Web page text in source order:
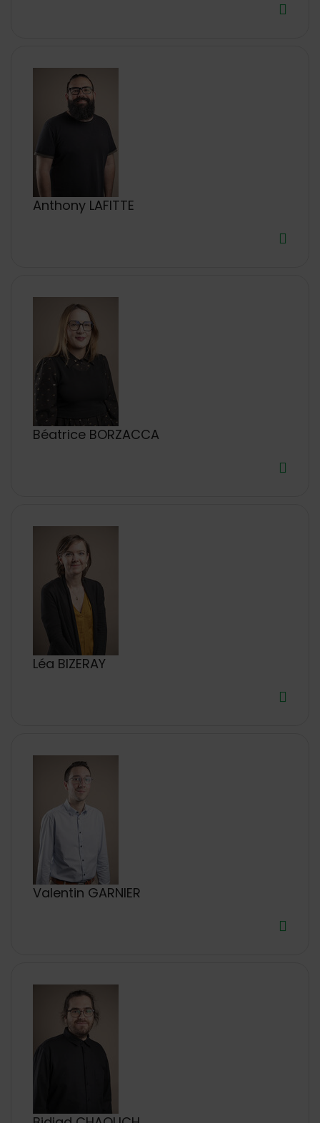
Anthony LAFITTE
Béatrice BORZACCA
Léa BIZERAY
Valentin GARNIER